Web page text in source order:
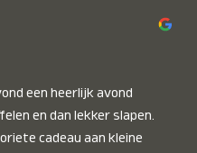
een heerlijk avond
en dan lekker slapen.
cadeau aan kleine